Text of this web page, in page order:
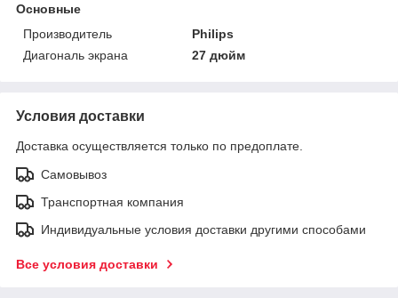
Основные
Производитель
Philips
Диагональ экрана
27 дюйм
Условия доставки
Доставка осуществляется только по предоплате.
Самовывоз
Транспортная компания
Индивидуальные условия доставки другими способами
Все условия доставки